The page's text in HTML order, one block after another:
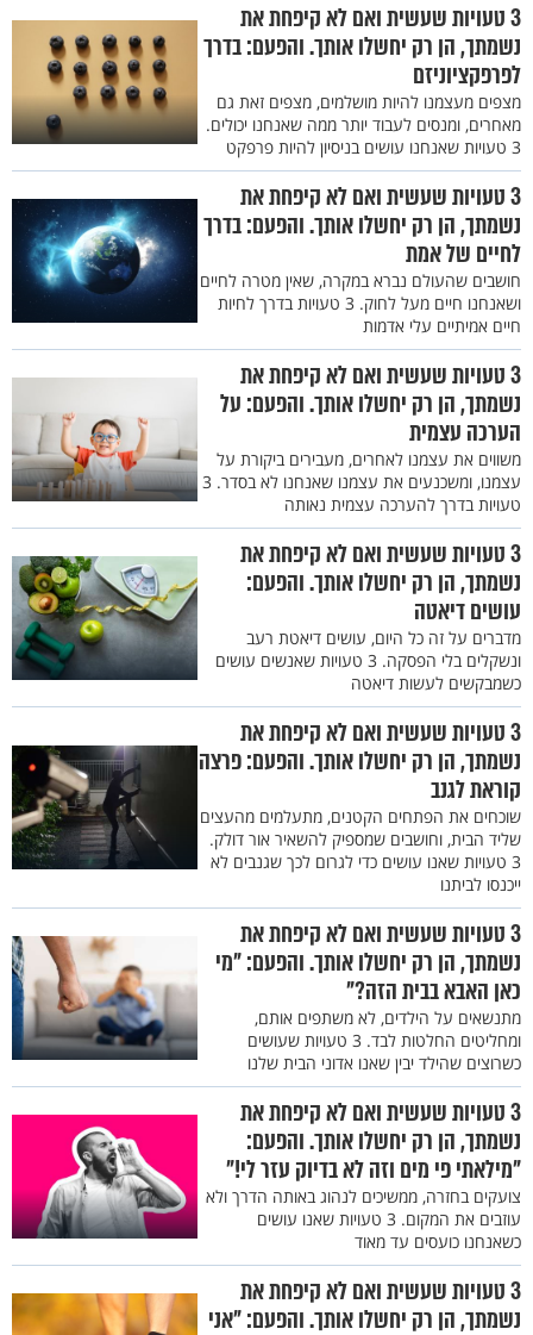
3 טעויות שעשית ואם לא קיפחת את
נשמתך, הן רק יחשלו אותך. והפעם: בדרך
לפרפקציוניזם
מצפים מעצמנו להיות מושלמים, מצפים זאת גם
מאחרים, ומנסים לעבוד יותר ממה שאנחנו יכולים.
3 טעויות שאנחנו עושים בניסיון להיות פרפקט
3 טעויות שעשית ואם לא קיפחת את
נשמתך, הן רק יחשלו אותך. והפעם: בדרך
לחיים של אמת
חושבים שהעולם נברא במקרה, שאין מטרה לחיים
ושאנחנו חיים מעל לחוק. 3 טעויות בדרך לחיות
חיים אמיתיים עלי אדמות
3 טעויות שעשית ואם לא קיפחת את
נשמתך, הן רק יחשלו אותך. והפעם: על
הערכה עצמית
משווים את עצמנו לאחרים, מעבירים ביקורת על
עצמנו, ומשכנעים את עצמנו שאנחנו לא בסדר. 3
טעויות בדרך להערכה עצמית נאותה
3 טעויות שעשית ואם לא קיפחת את
נשמתך, הן רק יחשלו אותך. והפעם:
עושים דיאטה
מדברים על זה כל היום, עושים דיאטת רעב
ונשקלים בלי הפסקה. 3 טעויות שאנשים עושים
כשמבקשים לעשות דיאטה
3 טעויות שעשית ואם לא קיפחת את
נשמתך, הן רק יחשלו אותך. והפעם: פרצה
קוראת לגנב
שוכחים את הפתחים הקטנים, מתעלמים מהעצים
שליד הבית, וחושבים שמספיק להשאיר אור דולק.
3 טעויות שאנו עושים כדי לגרום לכך שגנבים לא
ייכנסו לביתנו
3 טעויות שעשית ואם לא קיפחת את
נשמתך, הן רק יחשלו אותך. והפעם: "מי
כאן האבא בבית הזה?"
מתנשאים על הילדים, לא משתפים אותם,
ומחליטים החלטות לבד. 3 טעויות שעושים
כשרוצים שהילד יבין שאנו אדוני הבית שלנו
3 טעויות שעשית ואם לא קיפחת את
נשמתך, הן רק יחשלו אותך. והפעם:
"מילאתי פי מים וזה לא בדיוק עזר לי!"
צועקים בחזרה, ממשיכים לנהוג באותה הדרך ולא
עוזבים את המקום. 3 טעויות שאנו עושים
כשאנחנו כועסים עד מאוד
3 טעויות שעשית ואם לא קיפחת את
נשמתך, הן רק יחשלו אותך. והפעם: "אני